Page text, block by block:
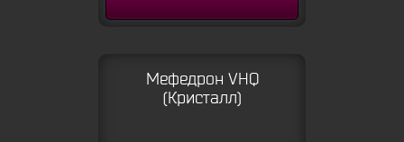
Мефедрон VHQ
(Кристалл)